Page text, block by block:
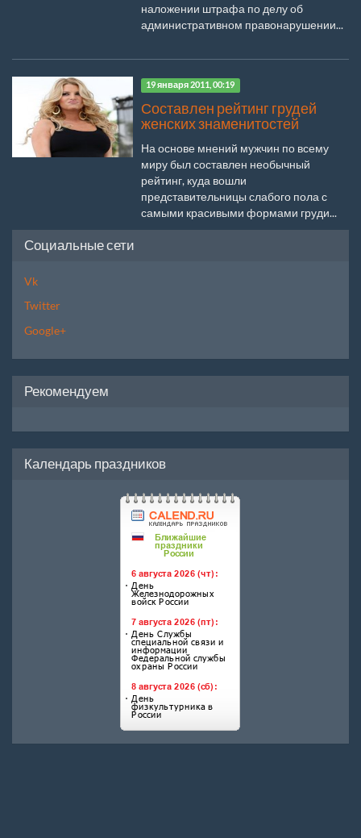
наложении штрафа по делу об
административном правонарушении...
19 января 2011, 00:19
Составлен рейтинг грудей
женских знаменитостей
На основе мнений мужчин по всему
миру был составлен необычный
рейтинг, куда вошли
представительницы слабого пола с
самыми красивыми формами груди...
Социальные сети
Vk
Twitter
Google+
Рекомендуем
Календарь праздников